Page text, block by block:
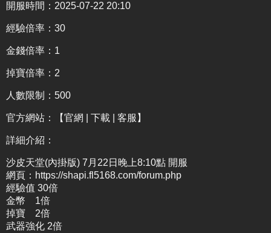
開服時間：2025-07-22 20:10
經驗倍率：30
金錢倍率：1
掉寶倍率：2
人數限制：500
官方網站： 【官網 | 下載 | 客服】
詳細介紹 ：
沙皮天堂(內掛版) 7月22日晚上8:10點 開服
網頁：https://shapi.fl5168.com/forum.php
經驗值 30倍
金幣 1倍
掉寶 2倍
武器強化 2倍